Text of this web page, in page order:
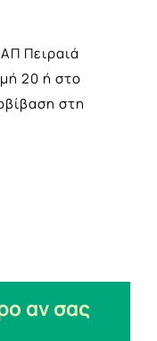
Πειραιά
20 ή στο
στη
αν σας